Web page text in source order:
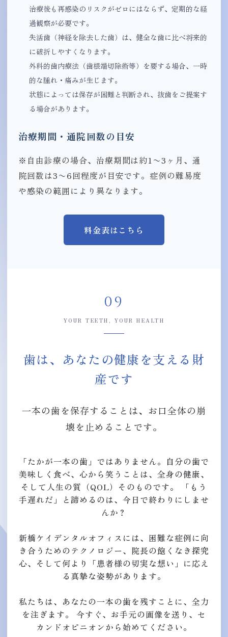
治療後も再感染のリスクがゼロにはならず、定期的な経
過観察が必要です。
失活歯（神経を除去した歯）は、健全な歯に比べ将来的
に破折しやすくなります。
外科的歯内療法（歯根端切除術等）を要する場合、一時
的な腫れ・痛みが生じます。
状態によっては保存が困難と判断され、抜歯をご提案す
る場合があります。
治療期間・通院回数の目安
※自由診療の場合、治療期間は約1〜3ヶ月、通
院回数は3〜6回程度が目安です。症例の難易度
や感染の範囲により異なります。
料金表はこちら
09
YOUR TEETH, YOUR HEALTH
歯は、あなたの健康を支える財
産です
一本の歯を保存することは、お口全体の崩
壊を止めることです。
「たかが一本の歯」ではありません。自分の歯で
美味しく食べ、心から笑うことは、全身の健康、
そして人生の質（QOL）そのものです。 「もう
手遅れだ」と諦めるのは、今日で終わりにしませ
んか？
新橋ケイデンタルオフィスには、困難な症例に向
き合うためのテクノロジー、院長の飽くなき探究
心、そして何より「患者様の切実な想い」に応え
る真摯な姿勢があります。
私たちは、あなたの一本の歯を残すことに、全力
を注ぎます。 今すぐ、お手元の画像を送り、セ
カンドオピニオンから始めてください。